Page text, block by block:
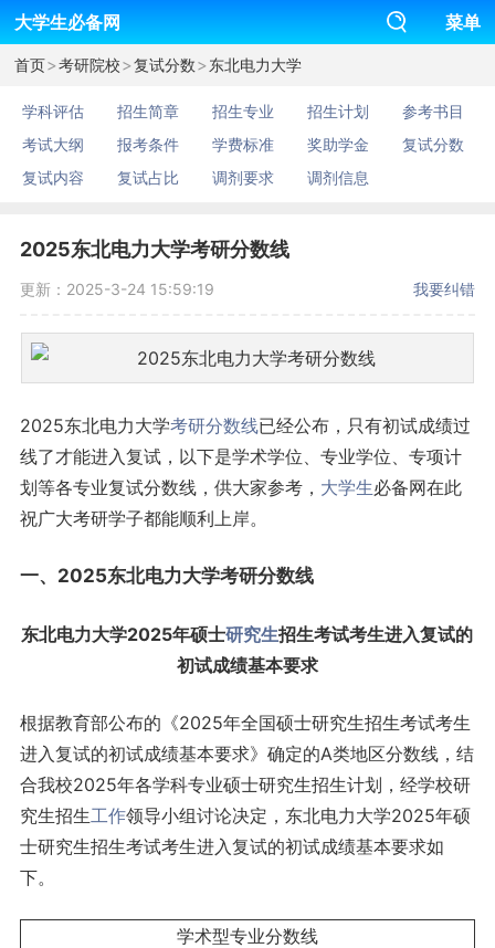
大学生必备网 菜单
首页>考研院校>复试分数>东北电力大学
学科评估 招生简章 招生专业 招生计划
参考书目
考试大纲
报考条件 学费标准 奖助学金
复试分数
复试内容
复试占比 调剂要求 调剂信息
2025东北电力大学考研分数线
更新：2025-3-24 15:59:19 我要纠错
2025东北电力大学考研分数线已经公布，只有初试成绩过
线了才能进入复试，以下是学术学位、专业学位、专项计
划等各专业复试分数线，供大家参考， 大学生必备网在此
祝广大考研学子都能顺利上岸。
一、2025东北电力大学考研分数线
东北电力大学2025年硕士研究生招生考试考生进入复试的
初试成绩基本要求
根据教育部公布的《2025年全国硕士研究生招生考试考生
进入复试的初试成绩基本要求》确定的A类地区分数线，结
合我校2025年各学科专业硕士研究生招生计划，经学校研
究生招生工作领导小组讨论决定，东北电力大学2025年硕
士研究生招生考试考生进入复试的初试成绩基本要求如
下。
学术型专业分数线